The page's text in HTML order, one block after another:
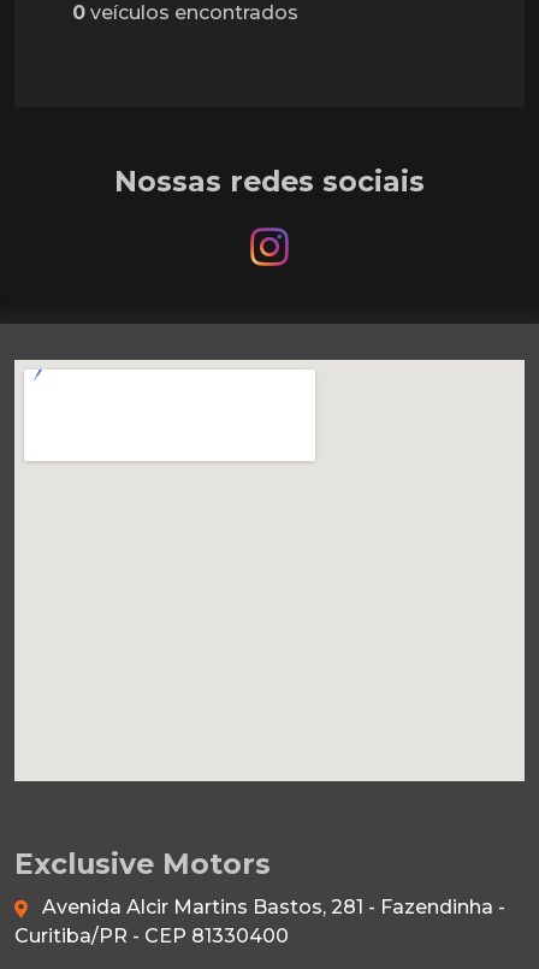
0 veículos encontrados
Nossas redes sociais
Exclusive Motors
Avenida Alcir Martins Bastos, 281 - Fazendinha -
Curitiba/PR - CEP 81330400